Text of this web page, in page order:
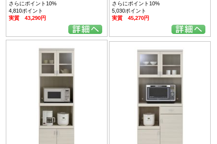
さらにポイント10%
4,810ポイント
実質 43,290円
さらにポイント10%
5,030ポイント
実質 45,270円